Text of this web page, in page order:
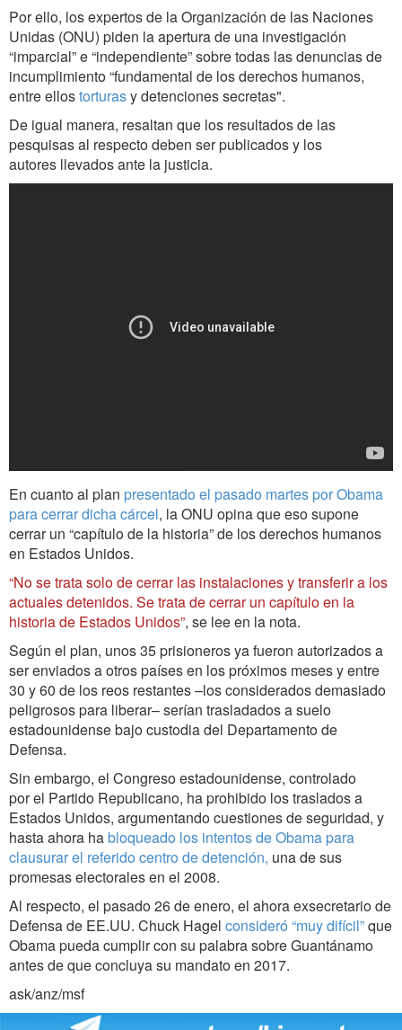
Por ello, los expertos de la Organización de las Naciones
Unidas (ONU) piden la apertura de una investigación
“imparcial” e “independiente” sobre todas las denuncias de
incumplimiento “fundamental de los derechos humanos,
entre ellostorturasy detenciones secretas".
De igual manera, resaltan que los resultados de las
pesquisas al respecto deben ser publicados y los
autores llevados ante la justicia.
En cuanto al plan presentado el pasado martes por Obama
para cerrar dicha cárcel, la ONU opina que eso supone
cerrar un “capítulo de la historia” de los derechos humanos
en Estados Unidos.
“No se trata solo de cerrar las instalaciones y transferir a los
actuales detenidos. Se trata de cerrar un capítulo en la
historia de Estados Unidos”, se lee en la nota.
Según el plan, unos 35 prisioneros ya fueron autorizados a
ser enviados a otros países en los próximos meses y entre
30 y 60 de los reos restantes –los considerados demasiado
peligrosos para liberar– serían trasladados a suelo
estadounidense bajo custodia del Departamento de
Defensa.
Sin embargo, el Congreso estadounidense, controlado
por el Partido Republicano, ha prohibido los traslados a
Estados Unidos, argumentando cuestiones de seguridad, y
hasta ahora habloqueado los intentos de Obama para
clausurar el referido centro de detención, una de sus
promesas electorales en el 2008.
Al respecto, el pasado 26 de enero, el ahora exsecretario de
Defensa de EE.UU. Chuck Hagel consideró “muy difícil”que
Obama pueda cumplir con su palabra sobre Guantánamo
antes de que concluya su mandato en 2017.
ask/anz/msf